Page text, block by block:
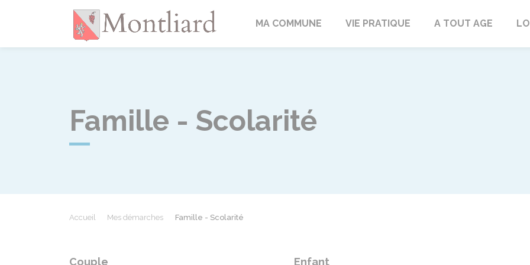
MontliardMA COMMUNE VIE PRATIQUE A TOUT AGE
Famille - Scolarité
Accueil Mes démarches Famille - Scolarité
Couple Enfant